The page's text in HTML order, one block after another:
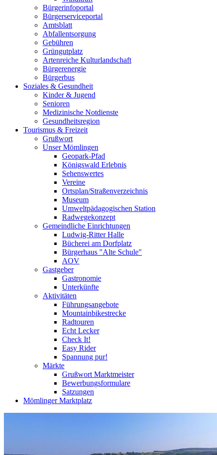
Bürgerinfoportal
Bürgerserviceportal
Amtsblatt
Abfallentsorgung
Gebühren
Grüngutplatz
Artenreiche Kulturlandschaft
Bürgerenergie
Bürgerbus
Soziales & Gesundheit
Kinder & Jugend
Senioren
Medizinische Notdienste
Gesundheitsregion
Tourismus & Freizeit
Grußwort
Unser Mömlingen
Geopark-Pfad
Königswald Erlebnis
Sehenswertes
Vereine
Ortsplan/Straßenverzeichnis
Museum
Umweltpädagogischen Station
Radwegekonzept
Gemeindliche Einrichtungen
Ludwig-Ritter Halle
Bücherei am Dorfplatz
Bürgerhaus "Alte Schule"
AOV
Gastgeber
Gastronomie
Unterkünfte
Aktivitäten
Führungsangebote
Mountainbikestrecke
Radtouren
Echt Lecker
Check It!
Easy Rider
Spannung pur!
Märkte
Grußwort Marktmeister
Bewerbungsformulare
Satzungen
Mömlinger Marktplatz